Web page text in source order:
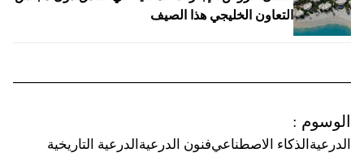
التعاون الخليجي هذا الصيف
الوسوم :
الدرعية الذكاء الاصطناعيفنون الدرعية الدرعية التاريخية